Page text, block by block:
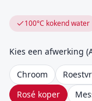
100°C kokend water
Kies een afwerking (
Chroom
Rosé koper